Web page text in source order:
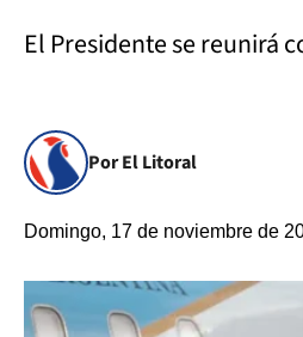
El Presidente se reunirá
Por El Litoral
Domingo, 17 de noviembre de